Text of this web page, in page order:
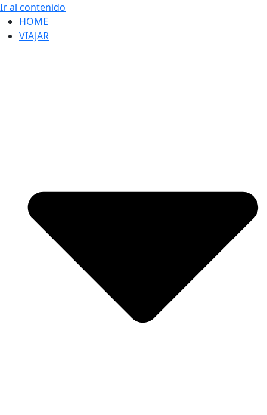
Ir al contenido
HOME
VIAJAR